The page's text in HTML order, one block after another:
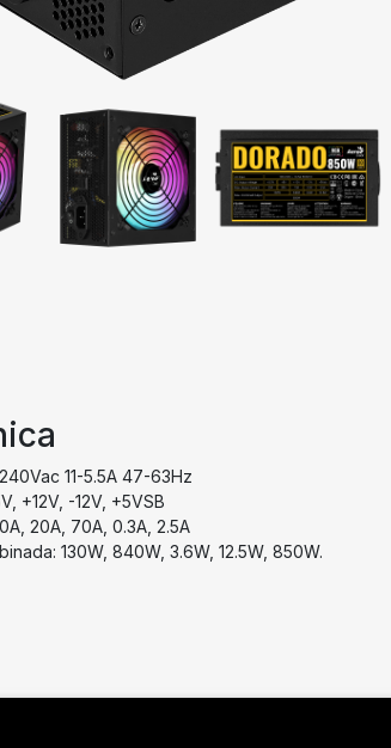
11-5.5A 47-63Hz
+12V, -12V, +5VSB
20A, 70A, 0.3A, 2.5A
130W, 840W, 3.6W, 12.5W, 850W.